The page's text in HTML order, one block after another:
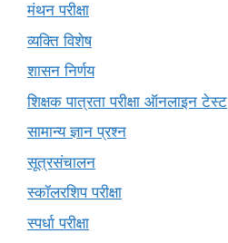
मंथन परीक्षा
व्यक्ति विशेष
शासन निर्णय
शिक्षक पात्रता परीक्षा ऑनलाइन टेस्ट
सामान्य ज्ञान प्रश्न
सूत्रसंचालन
स्कॉलरशिप परीक्षा
स्पर्धा परीक्षा